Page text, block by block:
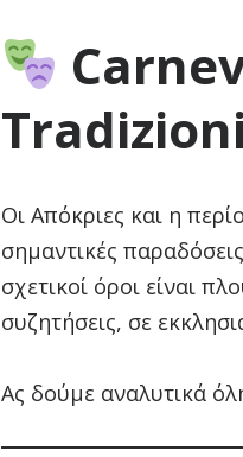
Tradizioni
Οι Απόκριες και η
σημαντικές
σχετικοί όροι είναι
συζητήσεις, σε
Ας δούμε αναλυτικά